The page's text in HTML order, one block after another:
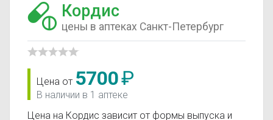
Кордис
цены в аптеках Санкт-Петербург
Цена от 5700₽
В наличии в 1 аптеке
Цена на Кордис зависит от формы выпуска и